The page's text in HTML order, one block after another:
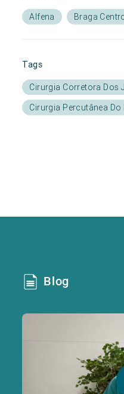
Alfena Braga
Tags
Cirurgia Corretora Dos
Cirurgia Percutânea Do
Blog